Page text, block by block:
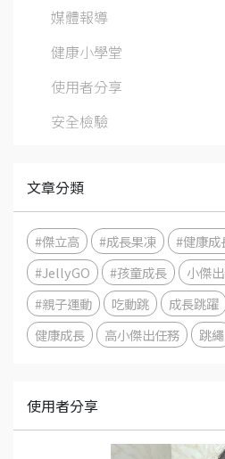
媒體報導
健康小學堂
使用者分享
安全檢驗
文章分類
#傑立高 #成長果凍 #健康成
#JellyGO
#孩童成長 小傑
#親子運動
吃動跳 成長跳躍
健康成長
高小傑出任務 跳繩
使用者分享